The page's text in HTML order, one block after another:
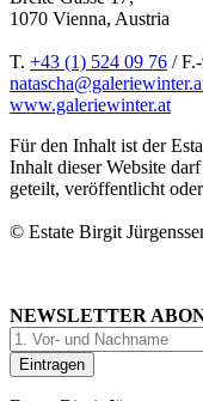
1070 Vienna, Austria
T. +43 (1) 524 09 76 /
www.galeriewinter.at
Für den Inhalt ist der
Inhalt dieser Website
geteilt, veröffentlicht
© Estate Birgit
NEWSLETTER